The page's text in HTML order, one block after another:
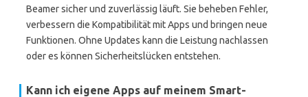
Beamer sicher und zuverlässig läuft. Sie beheben Fehler,
verbessern die Kompatibilität mit Apps und bringen neue
Funktionen. Ohne Updates kann die Leistung nachlassen
oder es können Sicherheitslücken entstehen.
Kann ich eigene Apps auf meinem Smart-